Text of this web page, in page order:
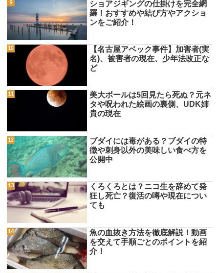
ショアジギングの仕掛けを完全網
羅！おすすめや結び方やアクショ
ンをご紹介！
【名古屋アベック事件】加害者(実
名)、被害者の現在、少年法改正な
ど
美大ボールは5回見たら死ぬ？元ネ
タや呪われた絵画の裏側、UDK姉
貴の現在
ブダイには毒がある？ブダイの特
徴や刺身以外の美味しい食べ方を
公開中
くろくろとは？ニコ生を辞めて発
狂し死亡？復活の噂や現在につい
ても
魚の血抜き方法を徹底解説！動画
を交えて手順ごとのポイントを紹
介！